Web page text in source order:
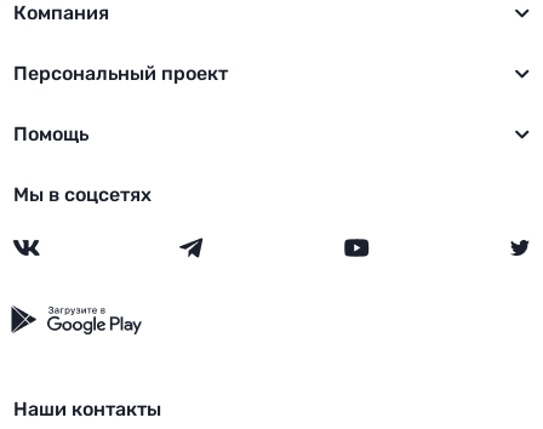
Компания
Персональный проект
Помощь
Мы в соцсетях
Наши контакты